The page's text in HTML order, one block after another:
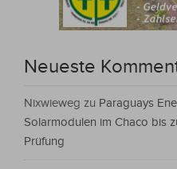
Neueste
Nixwieweg zu Paraguays
Solarmodulen im Chaco bis
Prüfung